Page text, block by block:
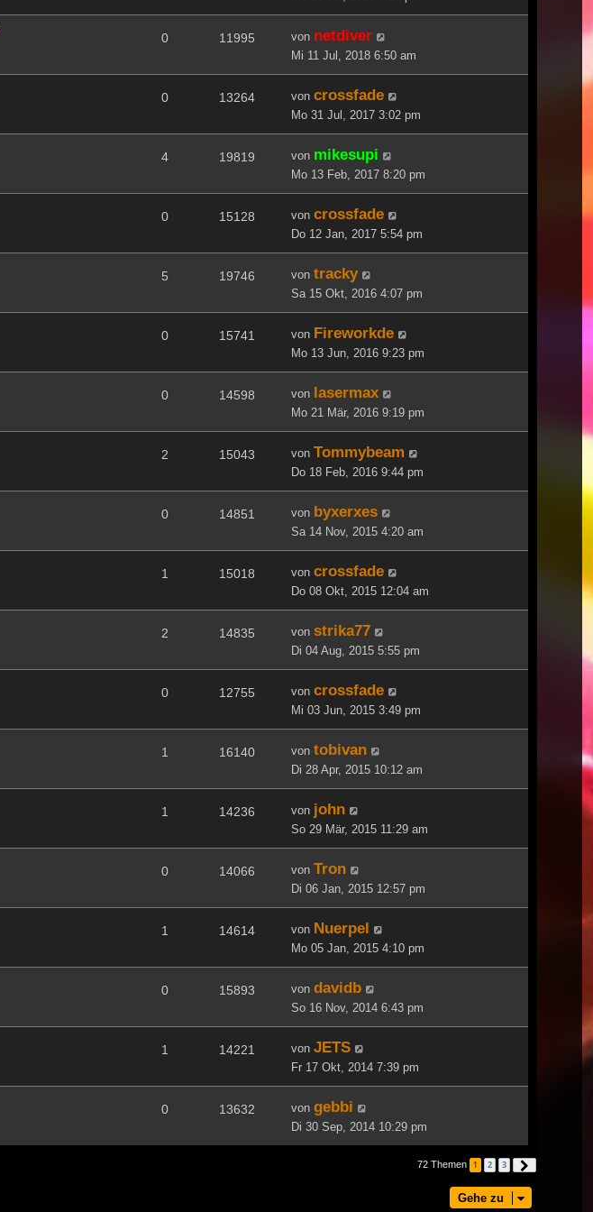
0 11995 von netdiver
Mi 11 Jul, 2018 6:50 am
0 13264 von crossfade
Mo 31 Jul, 2017 3:02 pm
4 19819 von mikesupi
Mo 13 Feb, 2017 8:20 pm
0 15128 von crossfade
Do 12 Jan, 2017 5:54 pm
5 19746 von tracky
Sa 15 Okt, 2016 4:07 pm
0 15741 von Fireworkde
Mo 13 Jun, 2016 9:23 pm
0 14598 von lasermax
Mo 21 Mär, 2016 9:19 pm
2 15043 von Tommybeam
Do 18 Feb, 2016 9:44 pm
0 14851 von byxerxes
Sa 14 Nov, 2015 4:20 am
1 15018 von crossfade
Do 08 Okt, 2015 12:04 am
2 14835 von strika77
Di 04 Aug, 2015 5:55 pm
0 12755 von crossfade
Mi 03 Jun, 2015 3:49 pm
1 16140 von tobivan
Di 28 Apr, 2015 10:12 am
1 14236 von john
So 29 Mär, 2015 11:29 am
0 14066 von Tron
Di 06 Jan, 2015 12:57 pm
1 14614 von Nuerpel
Mo 05 Jan, 2015 4:10 pm
0 15893 von davidb
So 16 Nov, 2014 6:43 pm
1 14221 von JETS
Fr 17 Okt, 2014 7:39 pm
0 13632 von gebbi
Di 30 Sep, 2014 10:29 pm
72 Themen 1 2 3
Gehe zu